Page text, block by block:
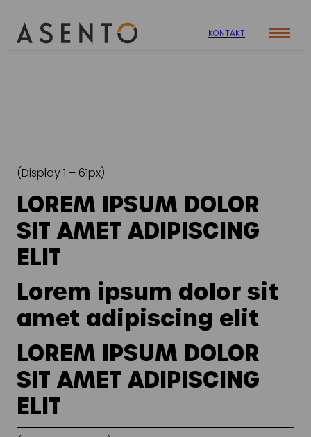
KONTAKT
GEO
Programmatic SEO
FÅ KORTLAGT DIN AI SYNLIGHED
Meta annoncering
Snapchat annoncering
LinkedIn annoncering
Pinterest annoncering
TikTok annoncering
Webinar
Whitepapers
Mød teamet
Karriere
(Display 1 – 61px)
LOREM IPSUM DOLOR
SIT AMET ADIPISCING
ELIT
Lorem ipsum dolor sit
amet adipiscing elit
LOREM IPSUM DOLOR
SIT AMET ADIPISCING
ELIT